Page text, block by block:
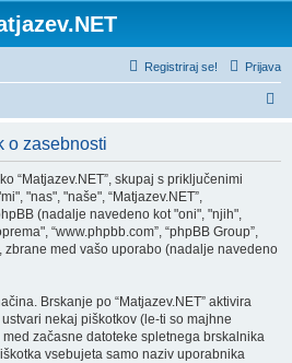
Prijava
Registriraj se!
o zasebnosti
“Matjazev.NET”, skupaj s priključenimi
"nas", "naše", “Matjazev.NET”,
(nadalje navedeno kot "oni", "njih",
“www.phpbb.com”, “phpBB Group”,
zbrane med vašo uporabo (nadalje navedeno
Brskanje po “Matjazev.NET” aktivira
nekaj piškotkov (le-ti so majhne
začasne datoteke spletnega brskalnika
vsebujeta samo naziv uporabnika